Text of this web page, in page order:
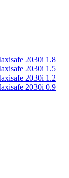
2030i 1.8
2030i 1.5
2030i 1.2
2030i 0.9